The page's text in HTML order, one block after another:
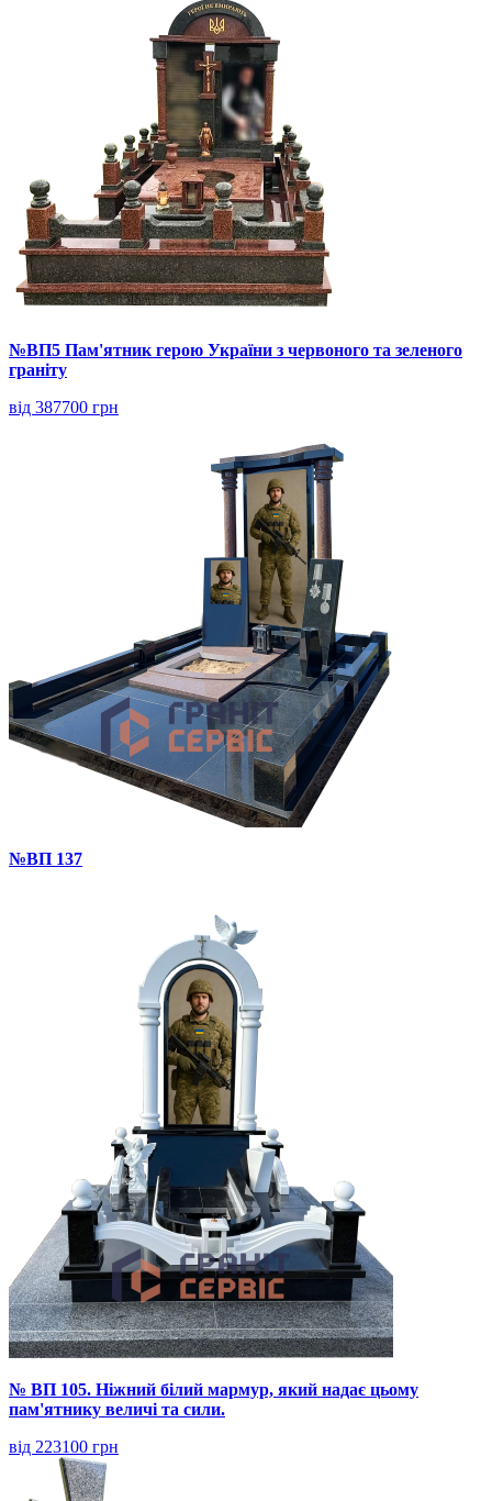
№ВП5 Пам'ятник герою України з червоного та зеленого
граніту
від 387700 грн
№ВП 137
№ ВП 105. Ніжний білий мармур, який надає цьому
пам'ятнику величі та сили.
від 223100 грн